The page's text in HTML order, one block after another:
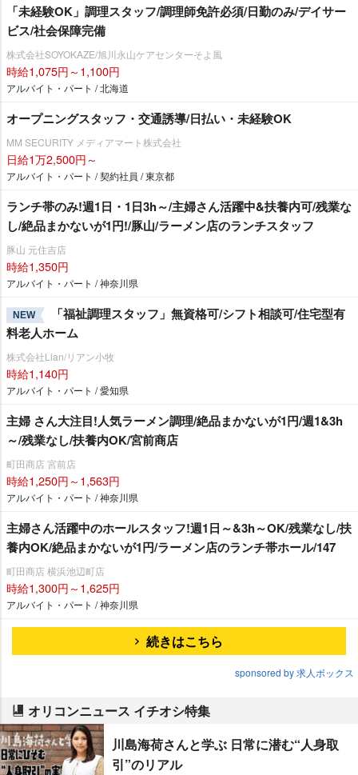
「未経験OK」調理スタッフ/調理師免許必須/日勤のみ/デイサー
ビス/社会保障完備
株式会社SOYOKAZE/旭川永山ケアセンターそよ風
時給1,075円～1,100円
アルバイト・パート / 北海道
オープニングスタッフ・交通誘導/日払い・未経験OK
MM SECURITY メディアマート株式会社
日給1万2,500円～
アルバイト・パート / 契約社員 / 東京都
ランチ帯のみ!週1日・1日3h～/主婦さん活躍中&扶養内可/残業な
し/絶品まかないが1円!/豚山/ラーメン店のランチスタッフ
豚山 元住吉店
時給1,350円
アルバイト・パート / 神奈川県
NEW
「福祉調理スタッフ」無資格可/シフト相談可/住宅型有
料老人ホーム
株式会社Lian/リアン小牧
時給1,140円
アルバイト・パート / 愛知県
主婦 さん大注目!人気ラーメン調理/絶品まかないが1円/週1&3h
～/残業なし/扶養内OK/宮前商店
町田商店 宮前店
時給1,250円～1,563円
アルバイト・パート / 神奈川県
主婦さん活躍中のホールスタッフ!週1日～&3h～OK/残業なし/扶
養内OK/絶品まかないが1円/ラーメン店のランチ帯ホール/147
町田商店 横浜池辺町店
時給1,300円～1,625円
アルバイト・パート / 神奈川県
続きはこちら
sponsored by 求人ボックス
オリコンニュース イチオシ特集
川島海荷さんと学ぶ 日常に潜む“人身取
引”のリアル